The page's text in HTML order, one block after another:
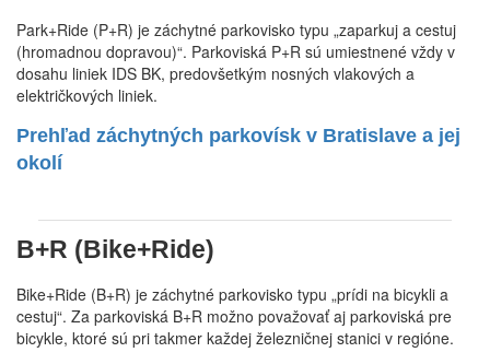
Park+Ride (P+R) je záchytné parkovisko typu „zaparkuj a cestuj
(hromadnou dopravou)“. Parkoviská P+R sú umiestnené vždy v
dosahu liniek IDS BK, predovšetkým nosných vlakových a
električkových liniek.
Prehľad záchytných parkovísk v Bratislave a jej
okolí
B+R (Bike+Ride)
Bike+Ride (B+R) je záchytné parkovisko typu „prídi na bicykli a
cestuj“. Za parkoviská B+R možno považovať aj parkoviská pre
bicykle, ktoré sú pri takmer každej železničnej stanici v regióne.